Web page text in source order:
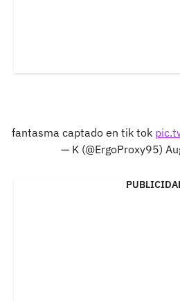
fantasma captado en tik tok
— K (@ErgoProxy95)